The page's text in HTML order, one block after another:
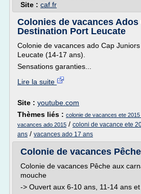
Site : caf.fr
Colonies de vacances
Destination Port Leucate
Colonie de vacances ado Cap
Leucate (14-17 ans).
Sensations garanties...
Lire la suite
Site : youtube.com
Thèmes liés : colonie de vacances ete 2015
vacances ado 2015 / coloni de vacance ete
ans / vacances ado 17 ans
Colonie de vacances
Colonie de vacances Pêche aux
mouche
-> Ouvert aux 6-10 ans, 11-14 ans